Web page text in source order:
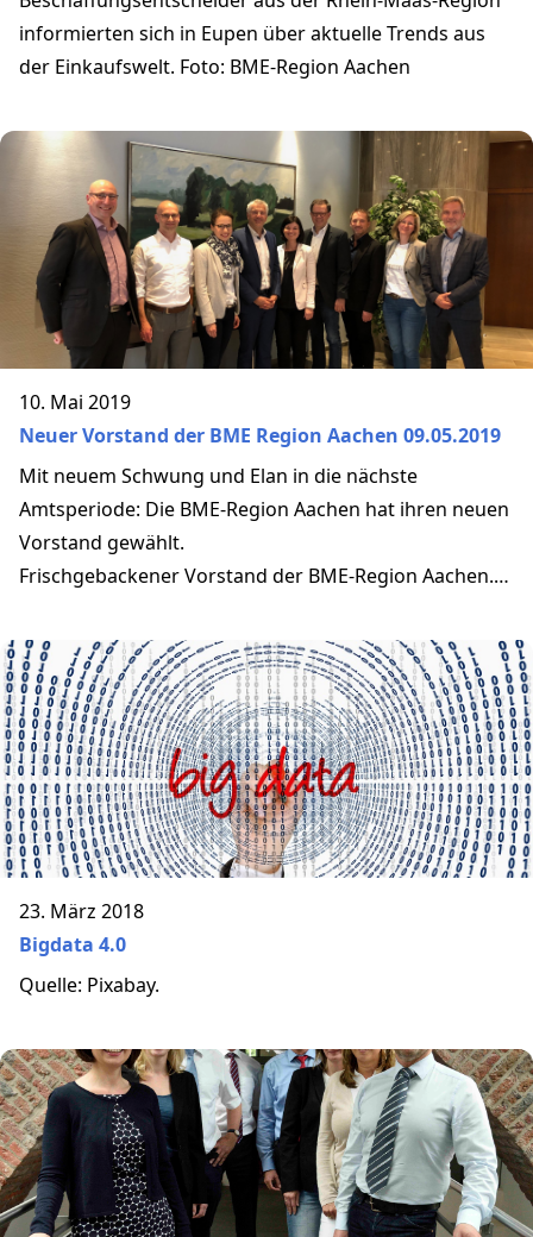
informierten sich in Eupen über aktuelle Trends aus
der Einkaufswelt. Foto: BME-Region Aachen
10. Mai 2019
Neuer Vorstand der BME Region Aachen 09.05.2019
Mit neuem Schwung und Elan in die nächste
Amtsperiode: Die BME-Region Aachen hat ihren neuen
Vorstand gewählt.
Frischgebackener Vorstand der BME-Region Aachen.
Marie-Sophie Creutz, Reiner Bauhammer, Stephanie
Sanft, Hardy Creutz, Uwe Pettenberg, Kristina Pelzel
und Franz-Josef Baumann. Foto: BME-Region Aachen.
23. März 2018
Bigdata 4.0
Quelle: Pixabay.